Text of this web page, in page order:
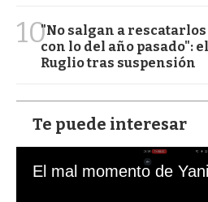
10"No salgan a
con lo del año pasado":
Ruglio tras suspensión
Te puede interesar